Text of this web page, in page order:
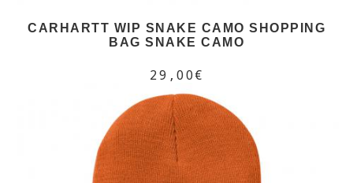
CARHARTT WIP SNAKE CAMO SHOPPING
BAG SNAKE CAMO
29,00€